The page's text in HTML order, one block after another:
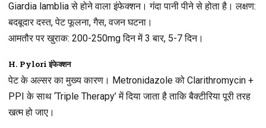
Giardia lamblia से होने वाला इंफेक्शन। गंदा पानी पीने से होता है। लक्षण:
बदबूदार दस्त, पेट फूलना, गैस, वजन घटना।
आमतौर पर खुराक: 200-250mg दिन में 3 बार, 5-7 दिन।
H. Pylori इंफेक्शन
पेट के अल्सर का मुख्य कारण। Metronidazole को Clarithromycin +
PPI के साथ ‘Triple Therapy’ में दिया जाता है ताकि बैक्टीरिया पूरी तरह
खत्म हो जाए।